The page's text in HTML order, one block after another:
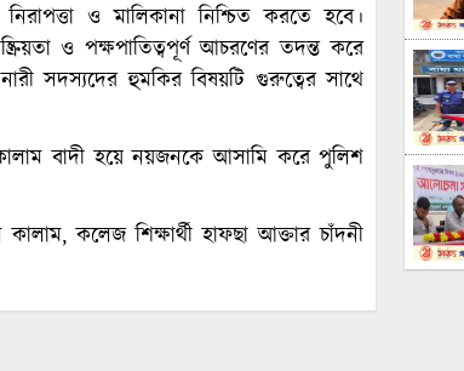
ও মালিকানা নিশ্চিত করতে হবে।
ও পক্ষপাতিত্বপূর্ণ আচরণের তদন্ত করে
সদস্যদের হুমকির বিষয়টি গুরুত্বের সাথে
বাদী হয়ে নয়জনকে আসামি করে পুলিশ
কলেজ শিক্ষার্থী হাফছা আক্তার চাঁদনী